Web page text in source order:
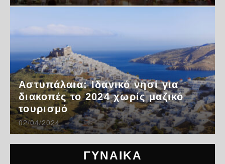
Αστυπάλαια: Ιδανικό νησί για
διακοπές το 2024 χωρίς μαζικό
τουρισμό
02/04/2024
ΓΥΝΑΙΚΑ